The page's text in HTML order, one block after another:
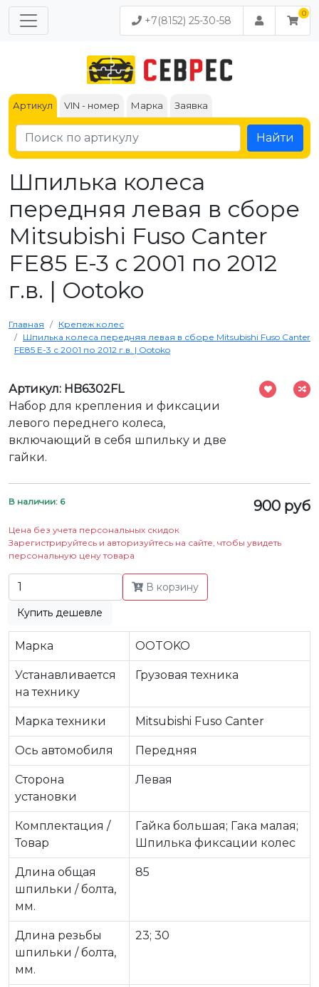
+7(8152) 25-30-58
Артикул VIN - номер Марка Заявка
Найти
Шпилька колеса
передняя левая в сборе
Mitsubishi Fuso Canter
FE85 Е-3 с 2001 по 2012
г.в. | Ootoko
Главная
Крепеж колес
Шпилька колеса передняя левая в сборе Mitsubishi Fuso Canter
FE85 Е-3 с 2001 по 2012 г.в. | Ootoko
Артикул: HB6302FL
Набор для крепления и фиксации
левого переднего колеса,
включающий в себя шпильку и две
гайки.
В наличии: 6 900 руб
Цена без учета персональных скидок
Зарегистрируйтесь и авторизуйтесь на сайте, чтобы увидеть
персональную цену товара
В корзину
Купить дешевле
Марка OOTOKO
Устанавливается
на технику
Грузовая техника
Марка техники Mitsubishi Fuso Canter
Ось автомобиля Передняя
Сторона
установки
Левая
Комплектация /
Товар
Гайка большая; Гака малая;
Шпилька фиксации колес
Длина общая
шпильки / болта,
мм.
85
Длина резьбы
шпильки / болта,
мм.
23; 30